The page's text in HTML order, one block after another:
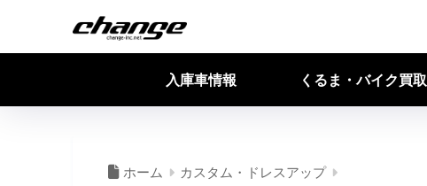
入庫車情報 くるま・バイク買取
ホーム カスタム・ドレスアップ